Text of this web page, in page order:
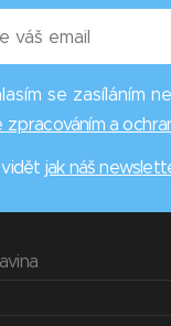
se zasíláním
zpracováním a
jak náš